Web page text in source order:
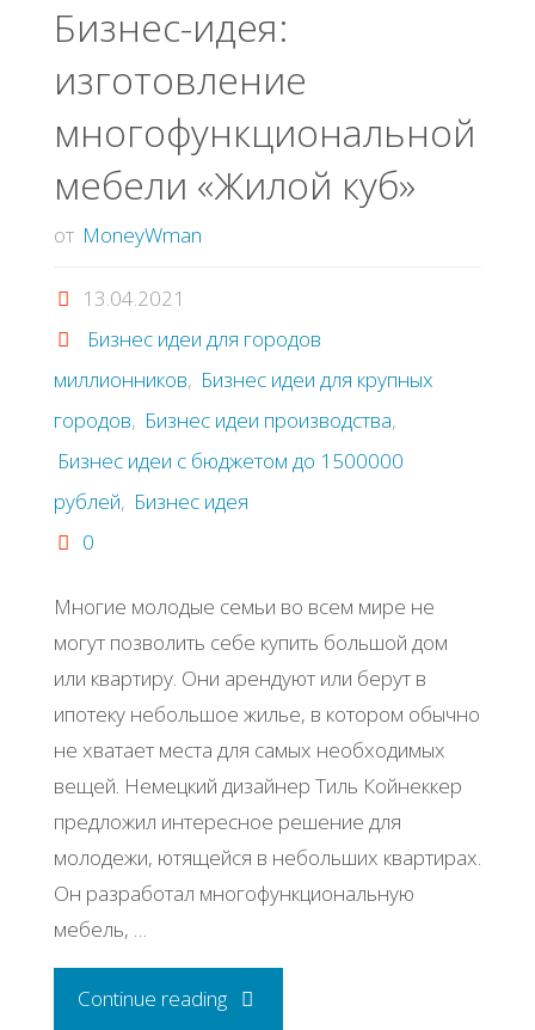
Бизнес-идея:
изготовление
многофункциональной
мебели «Жилой куб»
от MoneyWman
13.04.2021
Бизнес идеи для городов
миллионников, Бизнес идеи для крупных
городов, Бизнес идеи производства,
Бизнес идеи с бюджетом до 1500000
рублей, Бизнес идея
0
Многие молодые семьи во всем мире не
могут позволить себе купить большой дом
или квартиру. Они арендуют или берут в
ипотеку небольшое жилье, в котором обычно
не хватает места для самых необходимых
вещей. Немецкий дизайнер Тиль Койнеккер
предложил интересное решение для
молодежи, ютящейся в небольших квартирах.
Он разработал многофункциональную
мебель, …
Continue reading"Бизнес-